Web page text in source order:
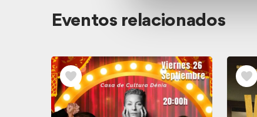
Eventos relacionados
Ver
relacionados